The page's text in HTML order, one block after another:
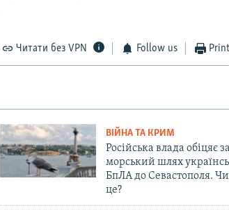
Читати без VPN Follow us Print
ВІЙНА ТА КРИМ
Російська влада обіцяє
морський шлях
БпЛА до Севастополя.
це?